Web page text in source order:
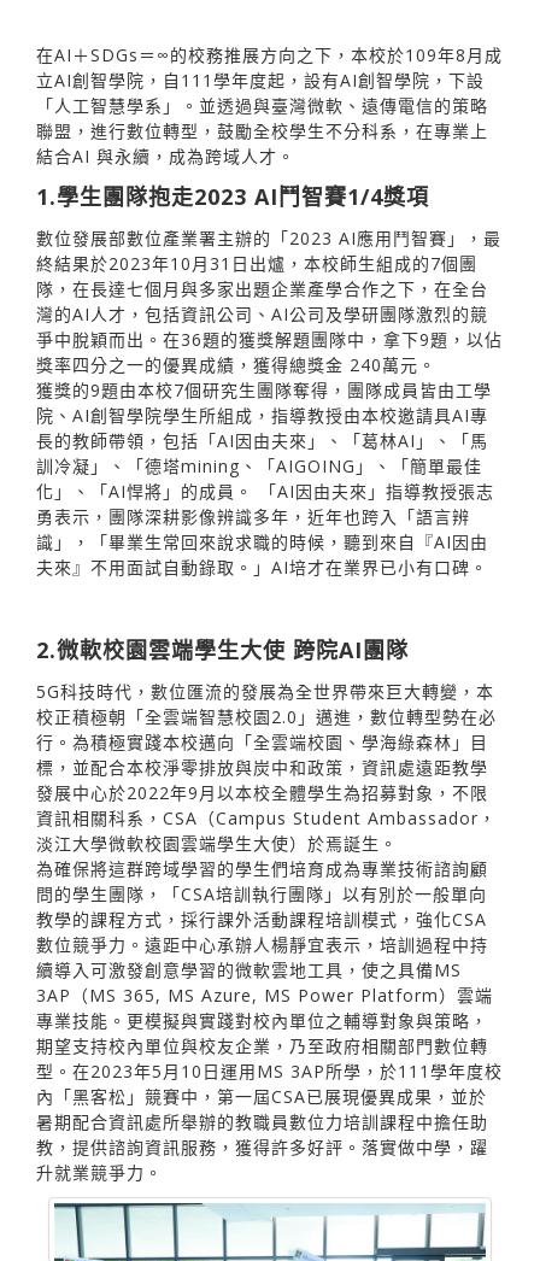
在AI＋SDGs＝∞的校務推展方向之下，本校於109年8月成
立AI創智學院，自111學年度起，設有AI創智學院，下設
「人工智慧學系」。並透過與臺灣微軟、遠傳電信的策略
聯盟，進行數位轉型，鼓勵全校學生不分科系，在專業上
結合AI 與永續，成為跨域人才。
1.學生團隊抱走2023 AI鬥智賽1/4獎項
數位發展部數位產業署主辦的「2023 AI應用鬥智賽」，最
終結果於2023年10月31日出爐，本校師生組成的7個團
隊，在長達七個月與多家出題企業產學合作之下，在全台
灣的AI人才，包括資訊公司、AI公司及學研團隊激烈的競
爭中脫穎而出。在36題的獲獎解題團隊中，拿下9題，以佔
獎率四分之一的優異成績，獲得總獎金 240萬元。
獲獎的9題由本校7個研究生團隊奪得，團隊成員皆由工學
院、AI創智學院學生所組成，指導教授由本校邀請具AI專
長的教師帶領，包括「AI因由夫來」、「葛林AI」、「馬
訓冷凝」、「德塔mining、「AIGOING」、「簡單最佳
化」、「AI悍將」的成員。 「AI因由夫來」指導教授張志
勇表示，團隊深耕影像辨識多年，近年也跨入「語言辨
識」，「畢業生常回來說求職的時候，聽到來自『AI因由
夫來』不用面試自動錄取。」AI培才在業界已小有口碑。
2.微軟校園雲端學生大使 跨院AI團隊
5G科技時代，數位匯流的發展為全世界帶來巨大轉變，本
校正積極朝「全雲端智慧校園2.0」邁進，數位轉型勢在必
行。為積極實踐本校邁向「全雲端校園、學海綠森林」目
標，並配合本校淨零排放與炭中和政策，資訊處遠距教學
發展中心於2022年9月以本校全體學生為招募對象，不限
資訊相關科系，CSA（Campus Student Ambassador，
淡江大學微軟校園雲端學生大使）於焉誕生。
為確保將這群跨域學習的學生們培育成為專業技術諮詢顧
問的學生團隊，「CSA培訓執行團隊」以有別於一般單向
教學的課程方式，採行課外活動課程培訓模式，強化CSA
數位競爭力。遠距中心承辦人楊靜宜表示，培訓過程中持
續導入可激發創意學習的微軟雲地工具，使之具備MS
3AP（MS 365, MS Azure, MS Power Platform）雲端
專業技能。更模擬與實踐對校內單位之輔導對象與策略，
期望支持校內單位與校友企業，乃至政府相關部門數位轉
型。在2023年5月10日運用MS 3AP所學，於111學年度校
內「黑客松」競賽中，第一屆CSA已展現優異成果，並於
暑期配合資訊處所舉辦的教職員數位力培訓課程中擔任助
教，提供諮詢資訊服務，獲得許多好評。落實做中學，躍
升就業競爭力。